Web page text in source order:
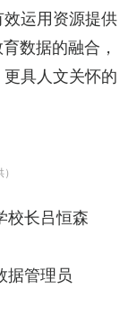
运用资源提供
数据的融合，
具人文关怀的
校长吕恒森
据管理员